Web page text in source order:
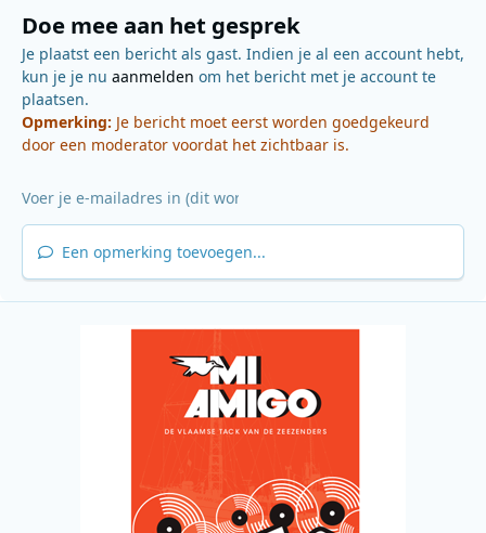
Doe mee aan het gesprek
Je plaatst een bericht als gast. Indien je al een account hebt,
kun je je nu aanmelden om het bericht met je account te
plaatsen.
Opmerking: Je bericht moet eerst worden goedgekeurd
door een moderator voordat het zichtbaar is.
Een opmerking toevoegen...